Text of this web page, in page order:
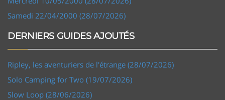
Samedi 22/04/2000 (28/07/2026)
DERNIERS GUIDES AJOUTÉS
Ripley, les aventuriers de l'étrange (28/07/2026)
Solo Camping for Two (19/07/2026)
Slow Loop (28/06/2026)